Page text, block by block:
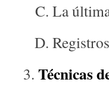
La
Técnicas